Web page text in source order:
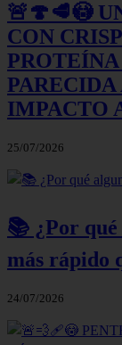
🚨🍄🥩😳
CON
IMPACTO
25/07/2026
📚 ¿Por qué
más rápido
24/07/2026